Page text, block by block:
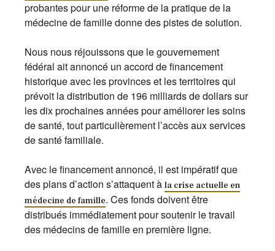
probantes pour une réforme de la pratique de la
médecine de famille donne des pistes de solution.
Nous nous réjouissons que le gouvernement
fédéral ait annoncé un accord de financement
historique avec les provinces et les territoires qui
prévoit la distribution de 196 milliards de dollars sur
les dix prochaines années pour améliorer les soins
de santé, tout particulièrement l’accès aux services
de santé familiale.
Avec le financement annoncé, il est impératif que
des plans d’action s’attaquent à la crise actuelle en
médecine de famille. Ces fonds doivent être
distribués immédiatement pour soutenir le travail
des médecins de famille en première ligne.